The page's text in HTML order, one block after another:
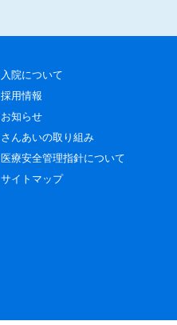
入院について
採用情報
お知らせ
さんあいの取り組み
医療安全管理指針について
サイトマップ